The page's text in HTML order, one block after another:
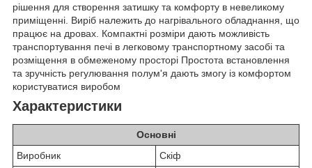
рішення для створення затишку та комфорту в невеликому
приміщенні. Виріб належить до нагрівального обладнання, що
працює на дровах. Компактні розміри дають можливість
транспортування печі в легковому транспортному засобі та
розміщення в обмеженому просторі Простота встановлення
та зручність регулювання полум'я дають змогу із комфортом
користуватися виробом
Характеристики
Основні
Виробник
Скіф